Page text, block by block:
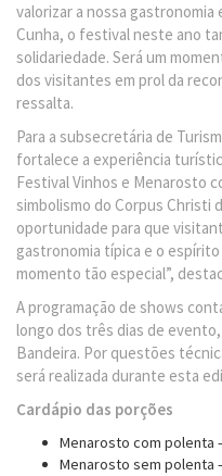
valorizar a nossa gastronomia
Cunha, o festival neste ano
solidariedade. Será um
dos visitantes em prol da
ressalta.
Para a subsecretária de
fortalece a experiência
Festival Vinhos e Menarosto
simbolismo do Corpus Christi
oportunidade para que
gastronomia típica e o
momento tão especial”,
A programação de shows
longo dos três dias de
Bandeira. Por questões
será realizada durante esta
Cardápio das porções
Menarosto com polenta
Menarosto sem polenta